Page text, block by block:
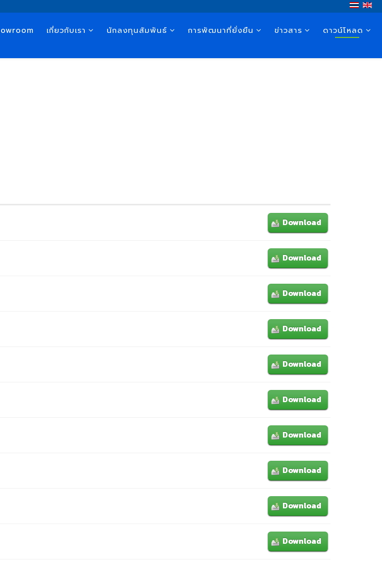
เกี่ยวกับเรา นักลงทุนสัมพันธ์ การพัฒนาที่ยั่งยืน ข่าวสาร ดาวน์โหลด
Download
Download
Download
Download
Download
Download
Download
Download
Download
Download